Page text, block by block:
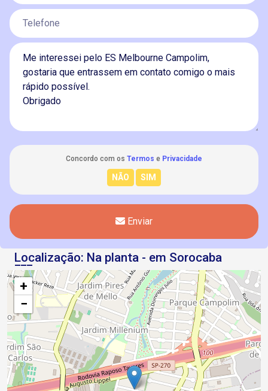
Concordo com os Termos e Privacidade
Enviar
Localização: Na planta - em Sorocaba
+
−